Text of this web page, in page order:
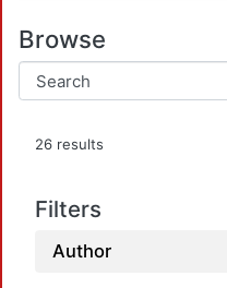
Browse
26 results
Filters
Author